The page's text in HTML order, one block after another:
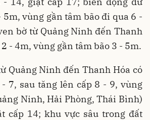
5m, vùng gần tâm bão đi qua 6 -
bờ từ Quảng Ninh đến Thanh
2 - 4m, vùng gần tâm bão 3 - 5m.
Quảng Ninh đến Thanh Hóa có
7, sau tăng lên cấp 8 - 9, vùng
Ninh, Hải Phòng, Thái Bình)
cấp 14; khu vực sâu trong đất